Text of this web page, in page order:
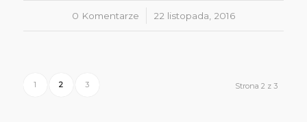
0 Komentarze
/ 22 listopada, 2016
Strona 2 z 3
1 2 3